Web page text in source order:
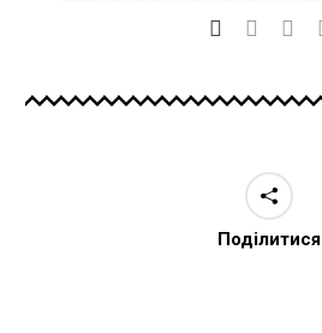
Поділитися